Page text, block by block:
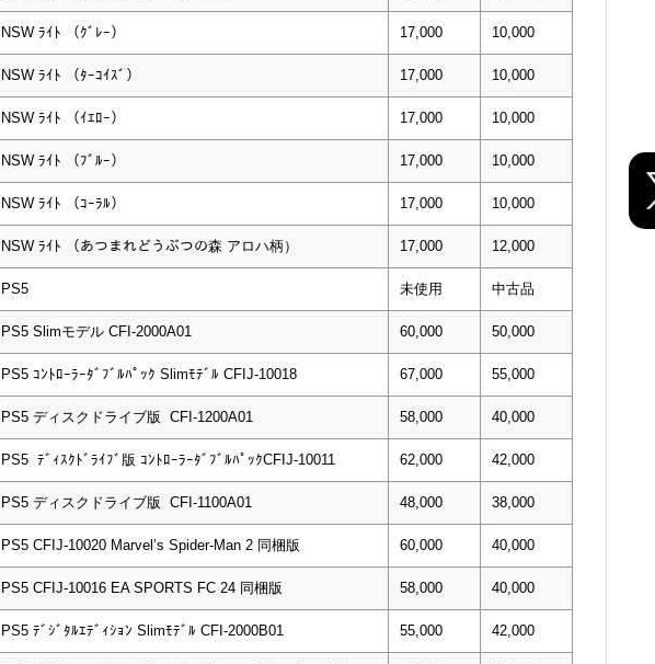
NSW ﾗｲﾄ （ｸﾞﾚｰ） 17,000 10,000
NSW ﾗｲﾄ （ﾀｰｺｲｽﾞ） 17,000 10,000
NSW ﾗｲﾄ （ｲｴﾛｰ） 17,000 10,000
NSW ﾗｲﾄ （ﾌﾞﾙｰ） 17,000 10,000
NSW ﾗｲﾄ （ｺｰﾗﾙ） 17,000 10,000
NSW ﾗｲﾄ （あつまれどうぶつの森 アロハ柄） 17,000 12,000
PS5 未使用 中古品
PS5 Slimモデル CFI-2000A01 60,000 50,000
PS5 ｺﾝﾄﾛｰﾗｰﾀﾞﾌﾞﾙﾊﾟｯｸ Slimﾓﾃﾞﾙ CFIJ-10018 67,000 55,000
PS5 ディスクドライブ版 CFI-1200A01 58,000 40,000
PS5 ﾃﾞｨｽｸﾄﾞﾗｲﾌﾞ版 ｺﾝﾄﾛｰﾗｰﾀﾞﾌﾞﾙﾊﾟｯｸCFIJ-10011 62,000 42,000
PS5 ディスクドライブ版 CFI-1100A01 48,000 38,000
PS5 CFIJ-10020 Marvel’s Spider-Man 2 同梱版 60,000 40,000
PS5 CFIJ-10016 EA SPORTS FC 24 同梱版 58,000 40,000
PS5 ﾃﾞｼﾞﾀﾙｴﾃﾞｨｼｮﾝ Slimﾓﾃﾞﾙ CFI-2000B01 55,000 42,000